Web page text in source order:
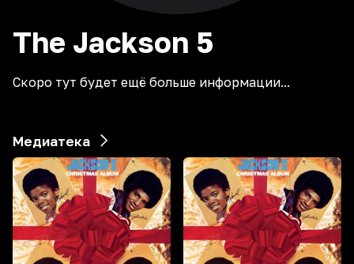
The Jackson 5
Скоро тут будет ещё больше информации...
Медиатека